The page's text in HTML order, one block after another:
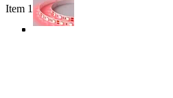
Item 1 of 4